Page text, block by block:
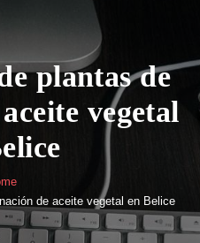
plantas de
vegetal
de aceite vegetal en Belice